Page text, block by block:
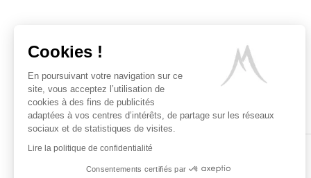
Cookies !
En poursuivant votre navigation sur ce
site, vous acceptez l’utilisation de
cookies à des fins de publicités
adaptées à vos centres d’intérêts, de partage sur les réseaux
sociaux et de statistiques de visites.
Lire la politique de confidentialité
Consentements certifiés par